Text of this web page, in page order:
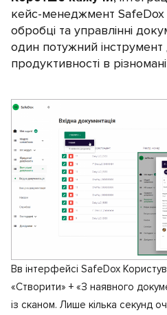
кейс-менеджмент SafeDox
обробці та управлінні
один потужний
продуктивності в
Вв інтерфейсі SafeDox
«Створити» + «З наявного
із сканом. Лише кілька секунд